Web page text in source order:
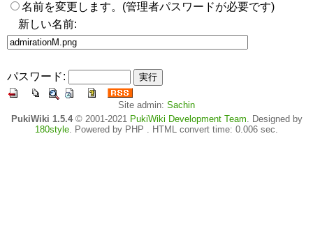
名前を変更します。(管理者パスワードが必要です)
新しい名前:
パスワード:
Site admin: Sachin
PukiWiki 1.5.4© 2001-2021 PukiWiki Development Team. Designed by
180style. Powered by PHP . HTML convert time: 0.006 sec.